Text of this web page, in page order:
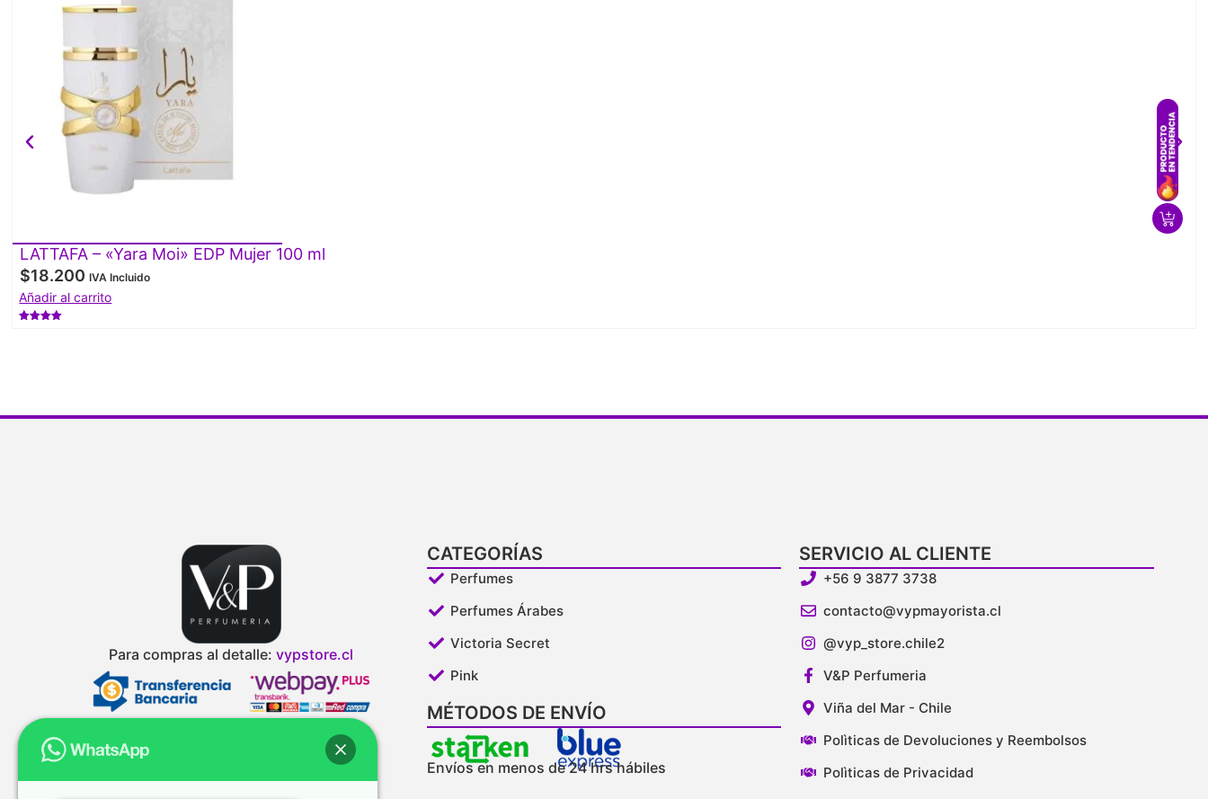
LATTAFA – «Yara Moi» EDP Mujer 100 ml
$18.200 IVA Incluido
Añadir al carrito
Para compras al detalle:vypstore.cl
CATEGORÍAS
Perfumes
Perfumes Árabes
Victoria Secret
Pink
MÉTODOS DE ENVÍO
Envíos en menos de 24 hrs hábiles
SERVICIO AL CLIENTE
+56 9 3877 3738
contacto@vypmayorista.cl
@vyp_store.chile2
V&P Perfumeria
Viña del Mar - Chile
Polìticas de Devoluciones y Reembolsos
Polìticas de Privacidad